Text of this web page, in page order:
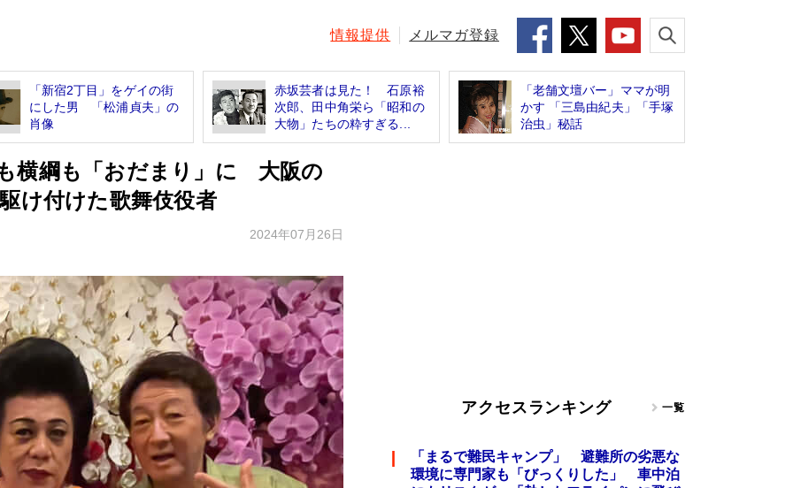
情報提供 メルマガ登録
「新宿2丁目」をゲイの街
にした男 「松浦貞夫」の
肖像
赤坂芸者は見た！ 石原裕
次郎、田中角栄ら「昭和の
大物」たちの粋すぎる...
「老舗文壇バー」ママが明
かす 「三島由紀夫」「手塚
治虫」秘話
横綱も「おだまり」に 大阪の
け付けた歌舞伎役者
2024年07月26日
アクセスランキング 一覧
「まるで難民キャンプ」 避難所の劣悪な
環境に専門家も「びっくりした」 車中泊